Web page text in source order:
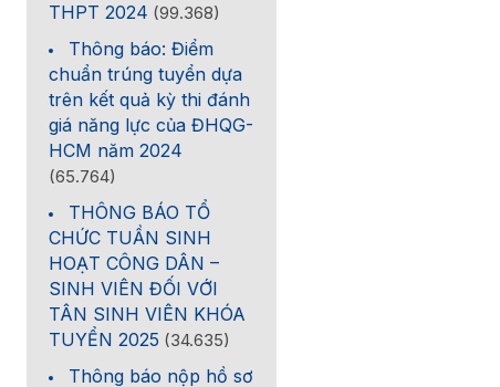
THPT 2024 (99.368)
Thông báo: Điểm
chuẩn trúng tuyển dựa
trên kết quả kỳ thi đánh
giá năng lực của ĐHQG-
HCM năm 2024
(65.764)
THÔNG BÁO TỔ
CHỨC TUẦN SINH
HOẠT CÔNG DÂN –
SINH VIÊN ĐỐI VỚI
TÂN SINH VIÊN KHÓA
TUYỂN 2025 (34.635)
Thông báo nộp hồ sơ